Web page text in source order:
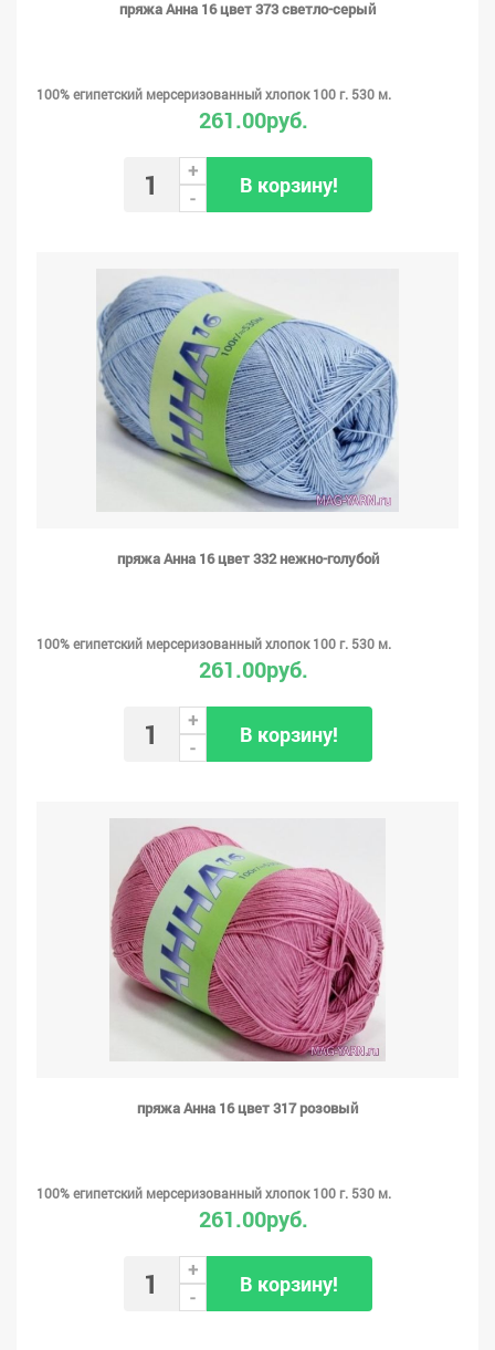
пряжа Анна 16 цвет 373 светло-серый
100% египетский мерсеризованный хлопок 100 г. 530 м.
261.00руб.
+
-
В корзину!
пряжа Анна 16 цвет 332 нежно-голубой
100% египетский мерсеризованный хлопок 100 г. 530 м.
261.00руб.
+
-
В корзину!
пряжа Анна 16 цвет 317 розовый
100% египетский мерсеризованный хлопок 100 г. 530 м.
261.00руб.
+
-
В корзину!